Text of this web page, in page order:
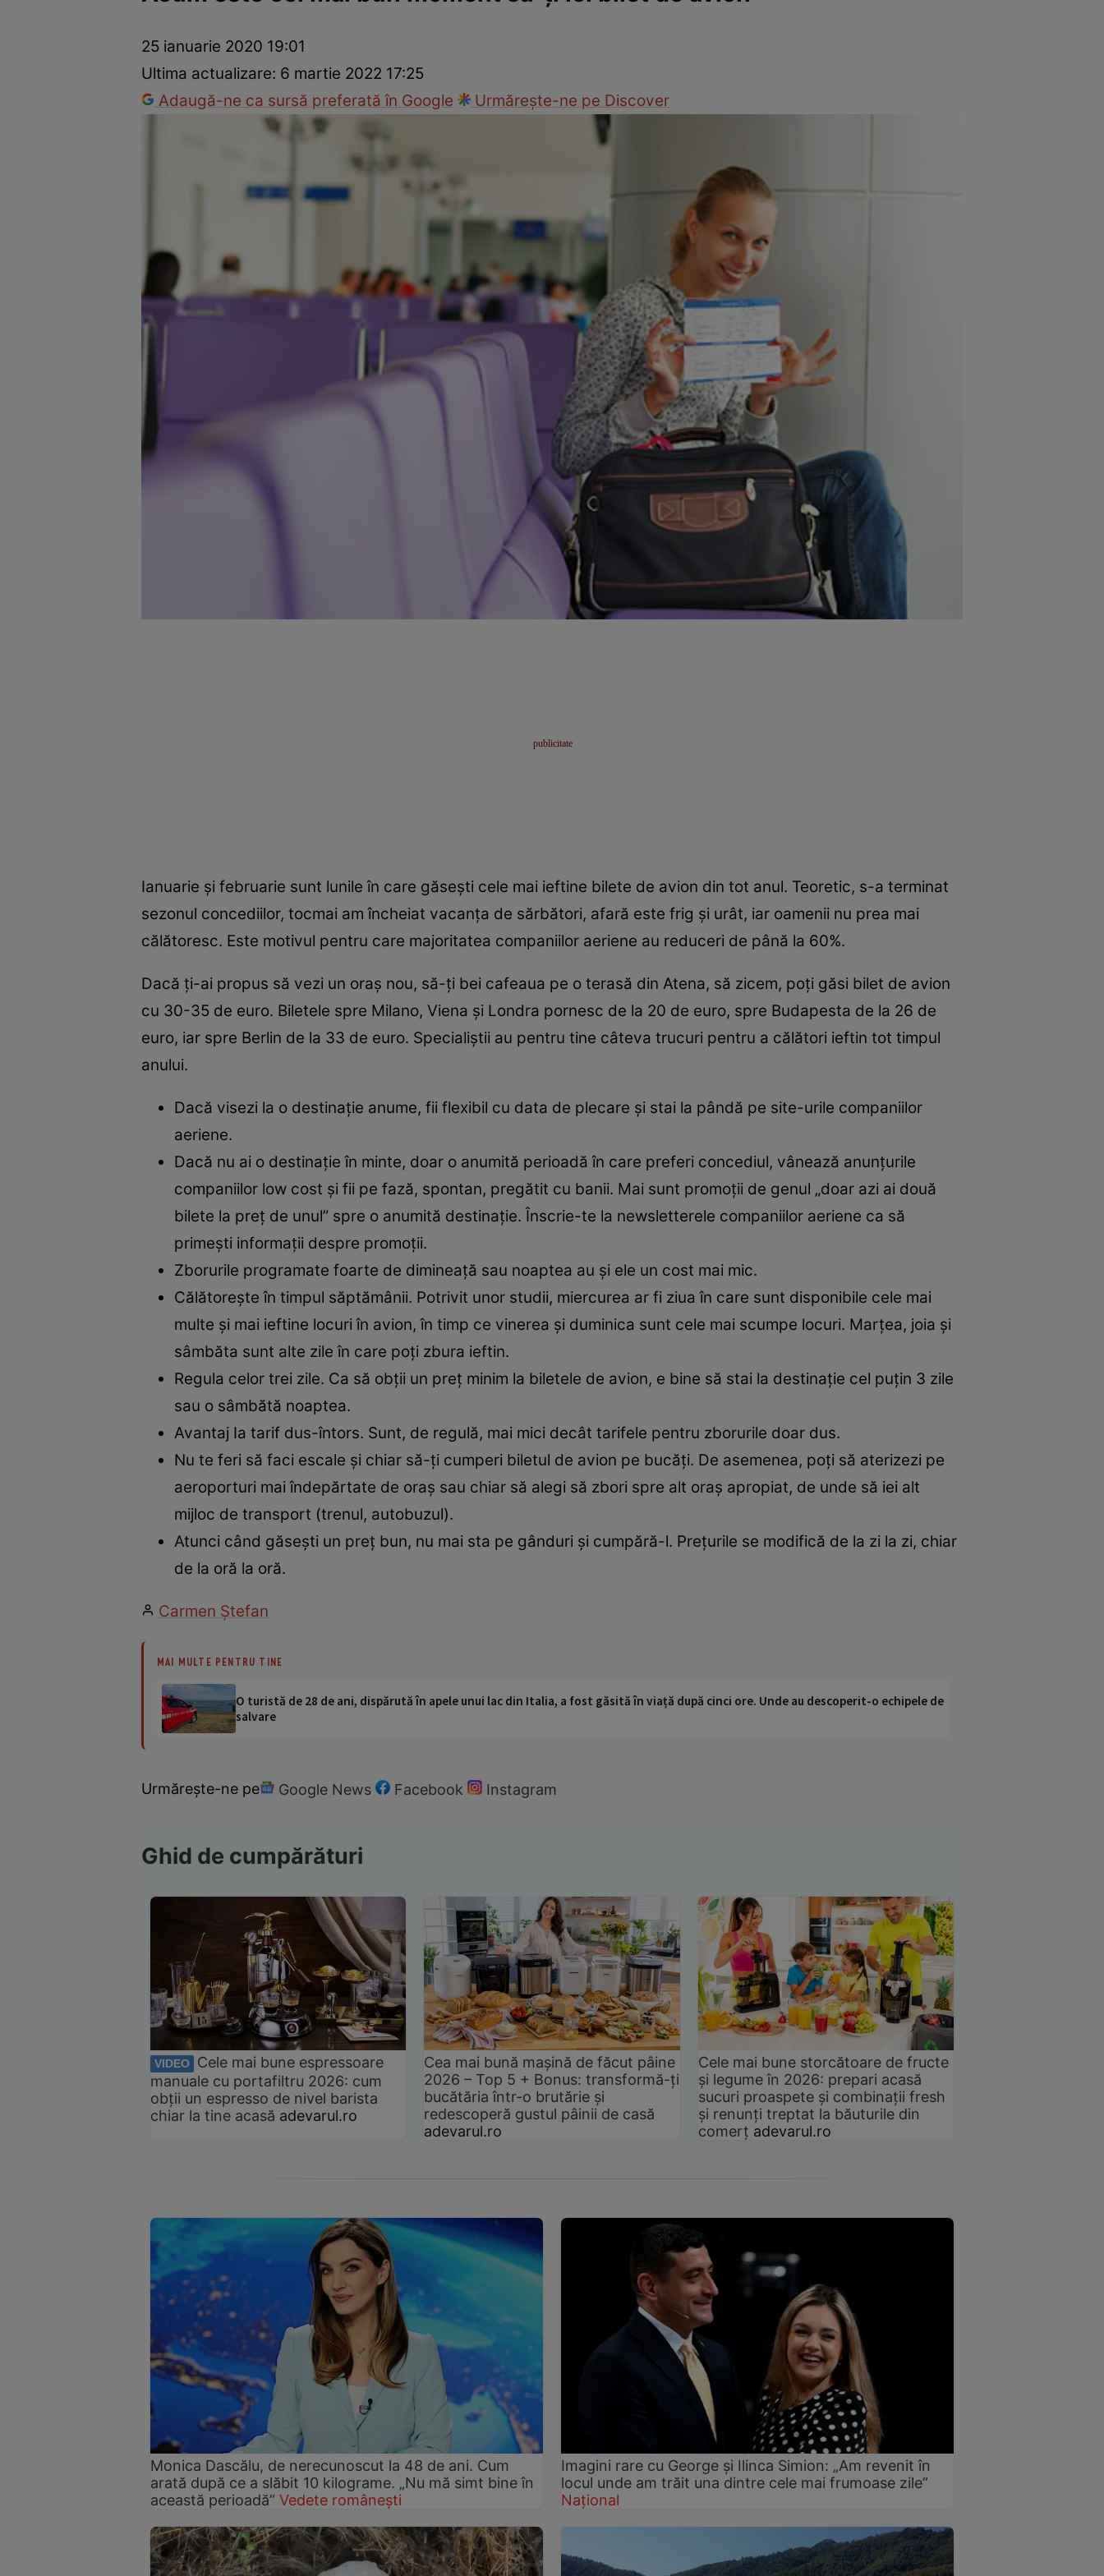
InternaționalFapt diversTehnologie
25 ianuarie 2020 19:01
Ultima actualizare: 6 martie 2022 17:25
Adaugă-ne ca sursă preferată în Google
Urmărește-ne pe Discover
Ianuarie şi februarie sunt lunile în care găseşti cele mai ieftine bilete de avion din tot anul. Teoretic, s-a terminat
sezonul concediilor, tocmai am încheiat vacanţa de sărbători, afară este frig şi urât, iar oamenii nu prea mai
călătoresc. Este motivul pentru care majoritatea companiilor aeriene au reduceri de până la 60%.
Dacă ţi-ai propus să vezi un oraş nou, să-ţi bei cafeaua pe o terasă din Atena, să zicem, poţi găsi bilet de avion
cu 30-35 de euro. Biletele spre Milano, Viena şi Londra pornesc de la 20 de euro, spre Budapesta de la 26 de
euro, iar spre Berlin de la 33 de euro. Specialiştii au pentru tine câteva trucuri pentru a călători ieftin tot timpul
anului.
Dacă visezi la o destinaţie anume, fii flexibil cu data de plecare şi stai la pândă pe site-urile companiilor
aeriene.
Dacă nu ai o destinaţie în minte, doar o anumită perioadă în care preferi concediul, vânează anunţurile
companiilor low cost şi fii pe fază, spontan, pregătit cu banii. Mai sunt promoţii de genul „doar azi ai două
bilete la preţ de unul” spre o anumită destinaţie. Înscrie-te la newsletterele companiilor aeriene ca să
primeşti informaţii despre promoţii.
Zborurile programate foarte de dimineaţă sau noaptea au şi ele un cost mai mic.
Călătoreşte în timpul săptămânii. Potrivit unor studii, miercurea ar fi ziua în care sunt disponibile cele mai
multe şi mai ieftine locuri în avion, în timp ce vinerea şi duminica sunt cele mai scumpe locuri. Marţea, joia şi
sâmbăta sunt alte zile în care poţi zbura ieftin.
Regula celor trei zile. Ca să obții un preț minim la biletele de avion, e bine să stai la destinație cel puțin 3 zile
sau o sâmbătă noaptea.
Avantaj Ia tarif dus-întors. Sunt, de regulă, mai mici decât tarifele pentru zborurile doar dus.
Nu te feri să faci escale şi chiar să-ţi cumperi biletul de avion pe bucăţi. De asemenea, poţi să aterizezi pe
aeroporturi mai îndepărtate de oraş sau chiar să alegi să zbori spre alt oraş apropiat, de unde să iei alt
mijloc de transport (trenul, autobuzul).
Atunci când găseşti un preţ bun, nu mai sta pe gânduri şi cumpără-l. Preţurile se modifică de la zi la zi, chiar
de la oră la oră.
Carmen Ştefan
MAI MULTE PENTRU TINE
O turistă de 28 de ani, dispărută în apele unui lac din Italia, a fost găsită în viață după cinci ore. Unde au descoperit-o echipele de
salvare
Urmărește-ne pe Google News Facebook Instagram
Ghid de cumpărături
VIDEO
Cele mai bune espressoare
manuale cu portafiltru 2026: cum
obții un espresso de nivel barista
chiar la tine acasă adevarul.ro
Cea mai bună mașină de făcut pâine
2026 – Top 5 + Bonus: transformă-ți
bucătăria într-o brutărie și
redescoperă gustul pâinii de casă
adevarul.ro
Cele mai bune storcătoare de fructe
și legume în 2026: prepari acasă
sucuri proaspete și combinații fresh
și renunți treptat la băuturile din
comerț adevarul.ro
Monica Dascălu, de nerecunoscut la 48 de ani. Cum
arată după ce a slăbit 10 kilograme. „Nu mă simt bine în
această perioadă” Vedete românești
Imagini rare cu George și Ilinca Simion: „Am revenit în
locul unde am trăit una dintre cele mai frumoase zile”
Național